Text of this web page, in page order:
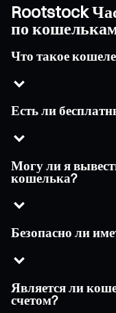
Rootstock
по
Что такое
Есть ли
Могу ли я
кошелька?
Безопасно ли
Является ли
счетом?